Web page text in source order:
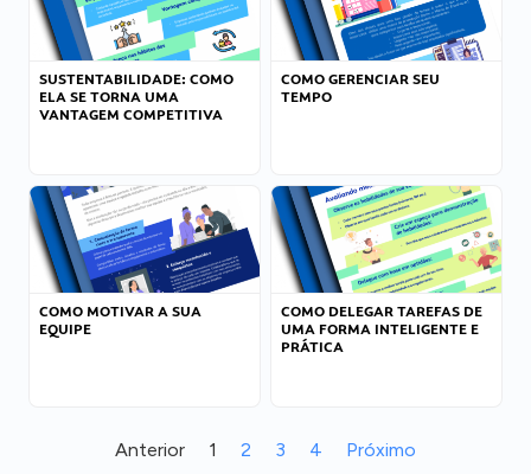
SUSTENTABILIDADE: COMO
ELA SE TORNA UMA
VANTAGEM COMPETITIVA
COMO GERENCIAR SEU
TEMPO
COMO MOTIVAR A SUA
EQUIPE
COMO DELEGAR TAREFAS DE
UMA FORMA INTELIGENTE E
PRÁTICA
Anterior 1 2 3 4 Próximo